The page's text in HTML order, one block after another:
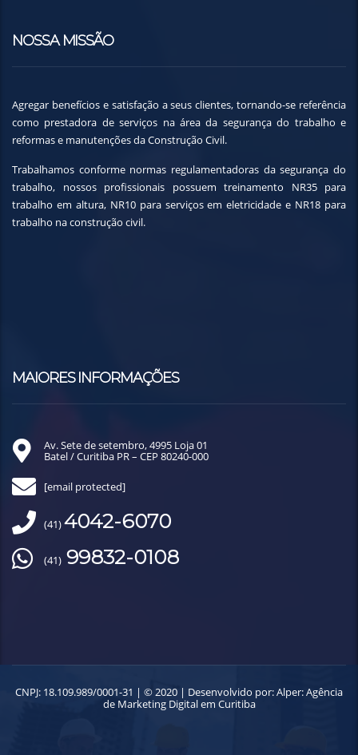
NOSSA MISSÃO
Agregar benefícios e satisfação a seus clientes, tornando-se referência
como prestadora de serviços na área da segurança do trabalho e
reformas e manutenções da Construção Civil.
Trabalhamos conforme normas regulamentadoras da segurança do
trabalho, nossos profissionais possuem treinamento NR35 para
trabalho em altura, NR10 para serviços em eletricidade e NR18 para
trabalho na construção civil.
MAIORES INFORMAÇÕES
Av. Sete de setembro, 4995 Loja 01
Batel / Curitiba PR – CEP 80240-000
[email protected]
(41)4042-6070
(41) 99832-0108
CNPJ: 18.109.989/0001-31 | © 2020 | Desenvolvido por:Alper: Agência
de Marketing Digital em Curitiba